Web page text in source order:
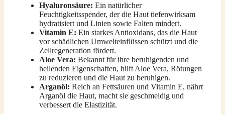
Hyaluronsäure: Ein natürlicher
Feuchtigkeitsspender, der die Haut tiefenwirksam
hydratisiert und Linien sowie Falten mindert.
Vitamin E: Ein starkes Antioxidans, das die Haut
vor schädlichen Umwelteinflüssen schützt und die
Zellregeneration fördert.
Aloe Vera: Bekannt für ihre beruhigenden und
heilenden Eigenschaften, hilft Aloe Vera, Rötungen
zu reduzieren und die Haut zu beruhigen.
Arganöl: Reich an Fettsäuren und Vitamin E, nährt
Arganöl die Haut, macht sie geschmeidig und
verbessert die Elastizität.